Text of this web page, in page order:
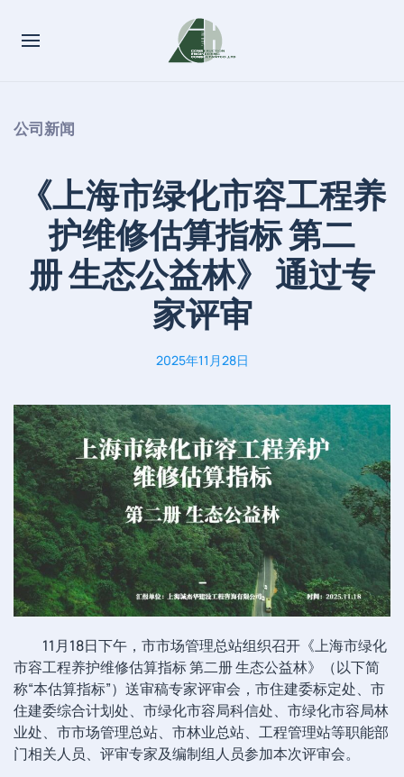
公司新闻
《上海市绿化市容工程养
护维修估算指标 第二
册 生态公益林》 通过专
家评审
2025年11月28日
11月18日下午，市市场管理总站组织召开《上海市绿化
市容工程养护维修估算指标 第二册 生态公益林》（以下简
称“本估算指标”）送审稿专家评审会，市住建委标定处、市
住建委综合计划处、市绿化市容局科信处、市绿化市容局林
业处、市市场管理总站、市林业总站、工程管理站等职能部
门相关人员、评审专家及编制组人员参加本次评审会。